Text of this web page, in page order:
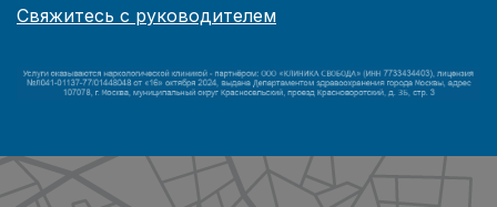
Свяжитесь с руководителем